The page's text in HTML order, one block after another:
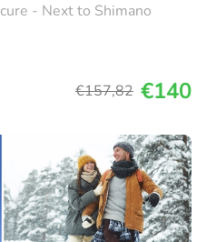
- Next to Shimano
€157,82 €140